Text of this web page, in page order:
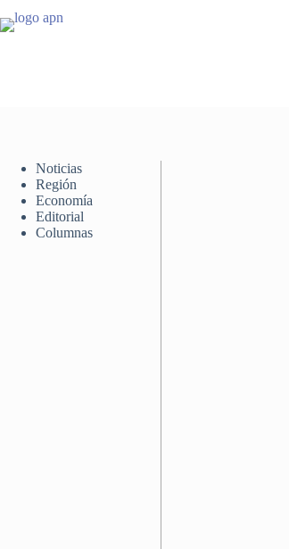
al
Noticias
Región
Economía
Editorial
Columnas